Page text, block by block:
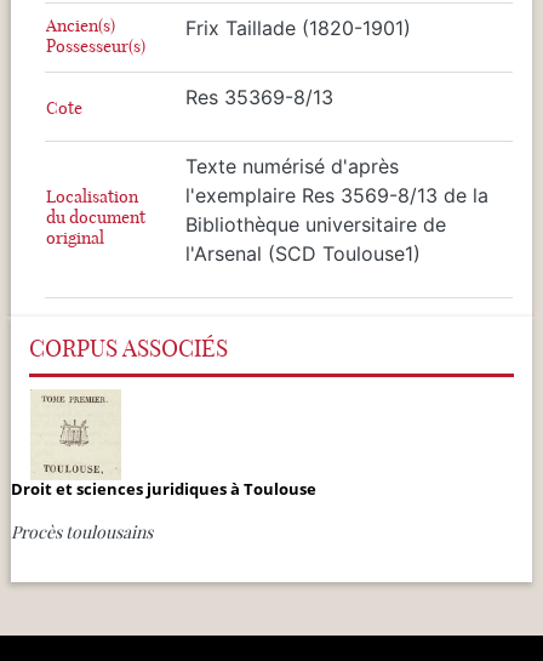
Ancien(s)
Possesseur(s)
Frix Taillade (1820-1901)
Cote Res 35369-8/13
Localisation
du document
original
Texte numérisé d'après
l'exemplaire Res 3569-8/13 de la
Bibliothèque universitaire de
l'Arsenal (SCD Toulouse1)
CORPUS ASSOCIÉS
Droit et sciences juridiques à Toulouse
Procès toulousains